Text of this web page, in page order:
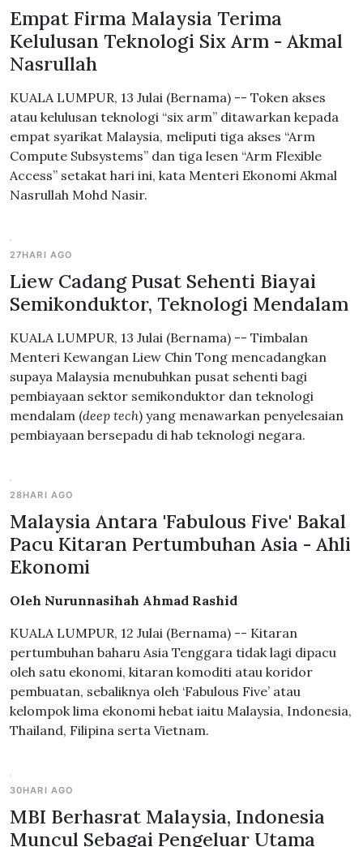
Empat Firma Malaysia Terima
Kelulusan Teknologi Six Arm - Akmal
Nasrullah
KUALA LUMPUR, 13 Julai (Bernama) -- Token akses
atau kelulusan teknologi “six arm” ditawarkan kepada
empat syarikat Malaysia, meliputi tiga akses “Arm
Compute Subsystems” dan tiga lesen “Arm Flexible
Access” setakat hari ini, kata Menteri Ekonomi Akmal
Nasrullah Mohd Nasir.
27HARI AGO
Liew Cadang Pusat Sehenti Biayai
Semikonduktor, Teknologi Mendalam
KUALA LUMPUR, 13 Julai (Bernama) -- Timbalan
Menteri Kewangan Liew Chin Tong mencadangkan
supaya Malaysia menubuhkan pusat sehenti bagi
pembiayaan sektor semikonduktor dan teknologi
mendalam (deep tech) yang menawarkan penyelesaian
pembiayaan bersepadu di hab teknologi negara.
28HARI AGO
Malaysia Antara 'Fabulous Five' Bakal
Pacu Kitaran Pertumbuhan Asia - Ahli
Ekonomi
Oleh Nurunnasihah Ahmad Rashid
KUALA LUMPUR, 12 Julai (Bernama) -- Kitaran
pertumbuhan baharu Asia Tenggara tidak lagi dipacu
oleh satu ekonomi, kitaran komoditi atau koridor
pembuatan, sebaliknya oleh ‘Fabulous Five’ atau
kelompok lima ekonomi hebat iaitu Malaysia, Indonesia,
Thailand, Filipina serta Vietnam.
30HARI AGO
MBI Berhasrat Malaysia, Indonesia
Muncul Sebagai Pengeluar Utama